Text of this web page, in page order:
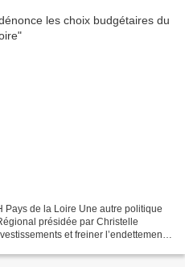
de la Loire Une autre politique
présidée par Christelle
et freiner l’endettement.